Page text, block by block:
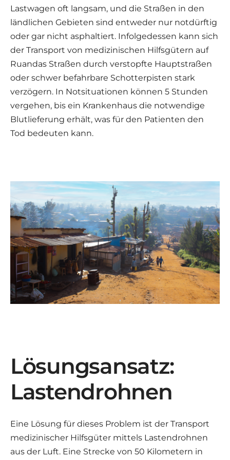
Lastwagen oft langsam, und die Straßen in den
ländlichen Gebieten sind entweder nur notdürftig
oder gar nicht asphaltiert. Infolgedessen kann sich
der Transport von medizinischen Hilfsgütern auf
Ruandas Straßen durch verstopfte Hauptstraßen
oder schwer befahrbare Schotterpisten stark
verzögern. In Notsituationen können 5 Stunden
vergehen, bis ein Krankenhaus die notwendige
Blutlieferung erhält, was für den Patienten den
Tod bedeuten kann.
Lösungsansatz:
Lastendrohnen
Eine Lösung für dieses Problem ist der Transport
medizinischer Hilfsgüter mittels Lastendrohnen
aus der Luft. Eine Strecke von 50 Kilometern in